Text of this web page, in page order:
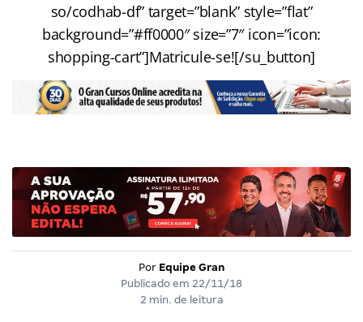
so/codhab-df” target=”blank” style=”flat”
background=”#ff0000″ size=”7″ icon=”icon:
shopping-cart”]Matricule-se![/su_button]
Por Equipe Gran
Publicado em 22/11/18
2 min. de leitura